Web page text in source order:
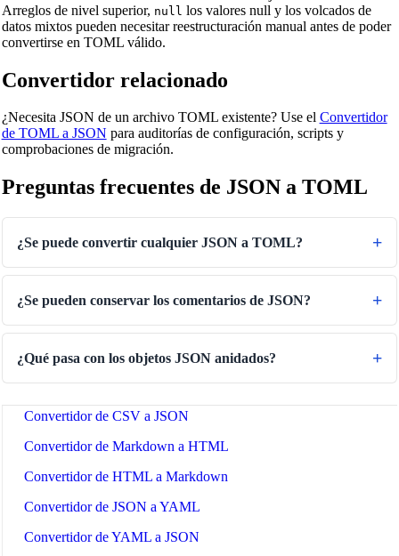
Convertidor de velocidad
Binary/Hex/Decimal Converter
Morse Code Translator
Number to Words Converter
Convertidor de slug a título
Convertidor de títulos a slugs
Probador de expresiones regulares
Convertidor de color
Comprobador de contraste
Convertidor de JSON a CSV
Convertidor de CSV a JSON
Convertidor de Markdown a HTML
Convertidor de HTML a Markdown
Convertidor de JSON a YAML
Convertidor de YAML a JSON
Arreglos de nivel superior, null los valores null y los volcados de
datos mixtos pueden necesitar reestructuración manual antes de poder
convertirse en TOML válido.
Convertidor relacionado
¿Necesita JSON de un archivo TOML existente? Use el Convertidor
de TOML a JSON para auditorías de configuración, scripts y
comprobaciones de migración.
Preguntas frecuentes de JSON a TOML
¿Se puede convertir cualquier JSON a TOML?
¿Se pueden conservar los comentarios de JSON?
¿Qué pasa con los objetos JSON anidados?